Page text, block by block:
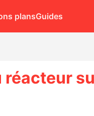
plansGuides
réacteur